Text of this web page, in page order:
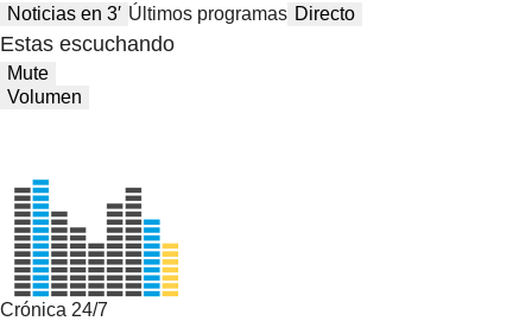
Noticias en 3′ Últimos programas Directo
Estas escuchando
Mute
Volumen
Crónica 24/7